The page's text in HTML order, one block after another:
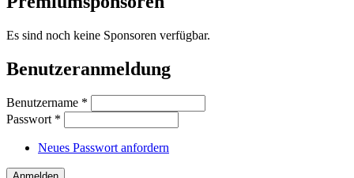
Es sind noch keine Sponsoren verfügbar.
Benutzeranmeldung
Benutzername *
Passwort *
Neues Passwort anfordern